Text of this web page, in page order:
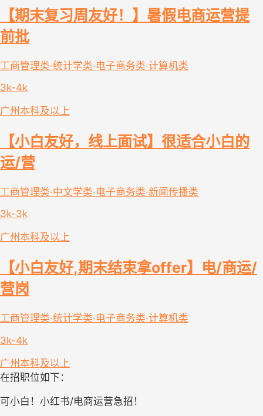
【期末复习周友好！】暑假电商运营提
前批
工商管理类·统计学类·电子商务类·计算机类
3k-4k
广州 本科及以上
【小白友好，线上面试】很适合小白的
运/营
工商管理类·中文学类·电子商务类·新闻传播类
3k-3k
广州 本科及以上
【小白友好,期末结束拿offer】电/商运/
营岗
工商管理类·统计学类·电子商务类·计算机类
3k-4k
广州 本科及以上
在招职位如下：
可小白！小红书/电商运营急招！